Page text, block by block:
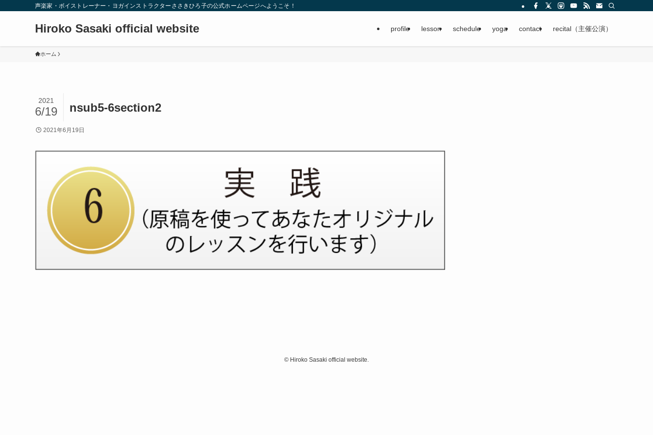
声楽家・ボイストレーナー・ヨガインストラクターささきひろ子の公式ホームページへようこそ！
Hiroko Sasaki official website profile lesson schedule yoga contact recital（主催公演）
ホーム
nsub5-6section2
2021
6/19
2021年6月19日
© Hiroko Sasaki official website.